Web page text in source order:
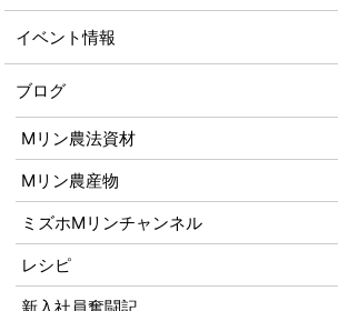
イベント情報
ブログ
Mリン農法資材
Mリン農産物
ミズホMリンチャンネル
レシピ